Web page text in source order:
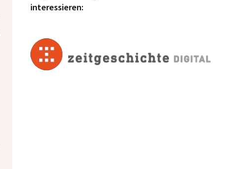
interessieren: